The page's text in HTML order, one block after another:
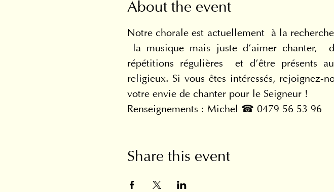
About the event
Notre chorale est actuellement  à la
la musique mais juste d’aimer chanter,
répétitions régulières  et d’être présents
religieux. Si vous êtes intéressés, rejoignez-
votre envie de chanter pour le Seigneur !
Renseignements : Michel ☎ 0479 56 53 96
Share this event